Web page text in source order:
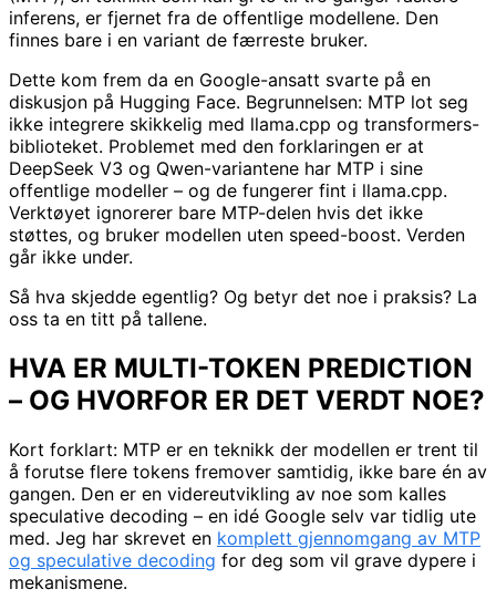
inferens, er fjernet fra de offentlige modellene. Den
finnes bare i en variant de færreste bruker.
Dette kom frem da en Google-ansatt svarte på en
diskusjon på Hugging Face. Begrunnelsen: MTP lot seg
ikke integrere skikkelig med llama.cpp og transformers-
biblioteket. Problemet med den forklaringen er at
DeepSeek V3 og Qwen-variantene har MTP i sine
offentlige modeller – og de fungerer fint i llama.cpp.
Verktøyet ignorerer bare MTP-delen hvis det ikke
støttes, og bruker modellen uten speed-boost. Verden
går ikke under.
Så hva skjedde egentlig? Og betyr det noe i praksis? La
oss ta en titt på tallene.
HVA ER MULTI-TOKEN PREDICTION
– OG HVORFOR ER DET VERDT NOE?
Kort forklart: MTP er en teknikk der modellen er trent til
å forutse flere tokens fremover samtidig, ikke bare én av
gangen. Den er en videreutvikling av noe som kalles
speculative decoding – en idé Google selv var tidlig ute
med. Jeg har skrevet en komplett gjennomgang av MTP
og speculative decoding for deg som vil grave dypere i
mekanismene.